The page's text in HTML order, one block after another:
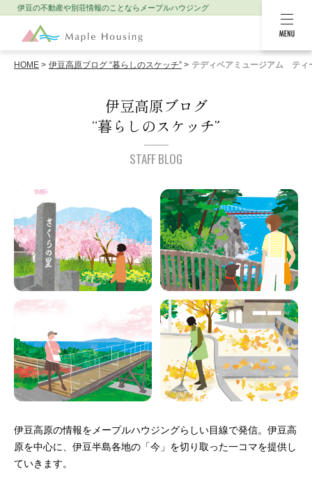
伊豆の不動産や別荘情報のことなら メープルハウジング
HOME 伊豆高原ブログ “暮らしのスケッチ” テディベアミュージアム ティ
伊豆高原ブログ
“暮らしのスケッチ”
STAFF BLOG
伊豆高原の情報をメープルハウジングらしい目線で発信。 伊豆高
原を中心に、伊豆半島各地の「今」を切り取った一コマを提供し
ていきます。